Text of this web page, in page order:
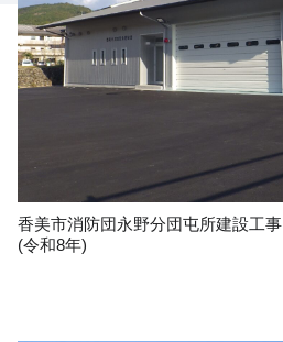
香美市消防団永野分団屯所建設工事
(令和8年)